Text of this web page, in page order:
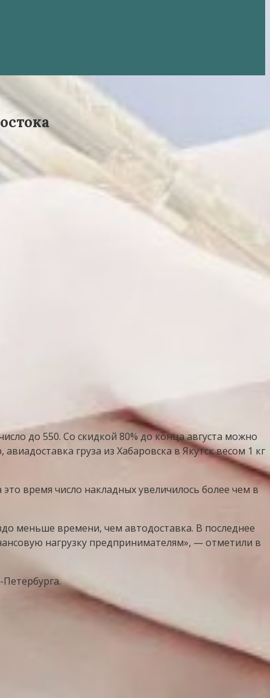
до 550. Со скидкой 80% до конца августа можно
груза из Хабаровска в Якутск весом 1 кг
время число накладных увеличилось более чем в
меньше времени, чем автодоставка. В последнее
нагрузку предпринимателям», — отметили в